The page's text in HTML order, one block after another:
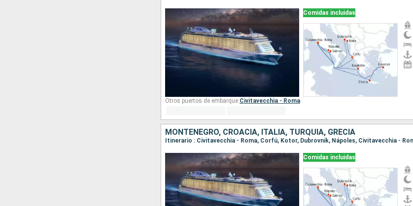
Comidas incluidas
Otros puertos de embarque:Civitavecchia - Roma
MONTENEGRO, CROACIA, ITALIA, TURQUÍA, GRECIA
Comidas incluidas